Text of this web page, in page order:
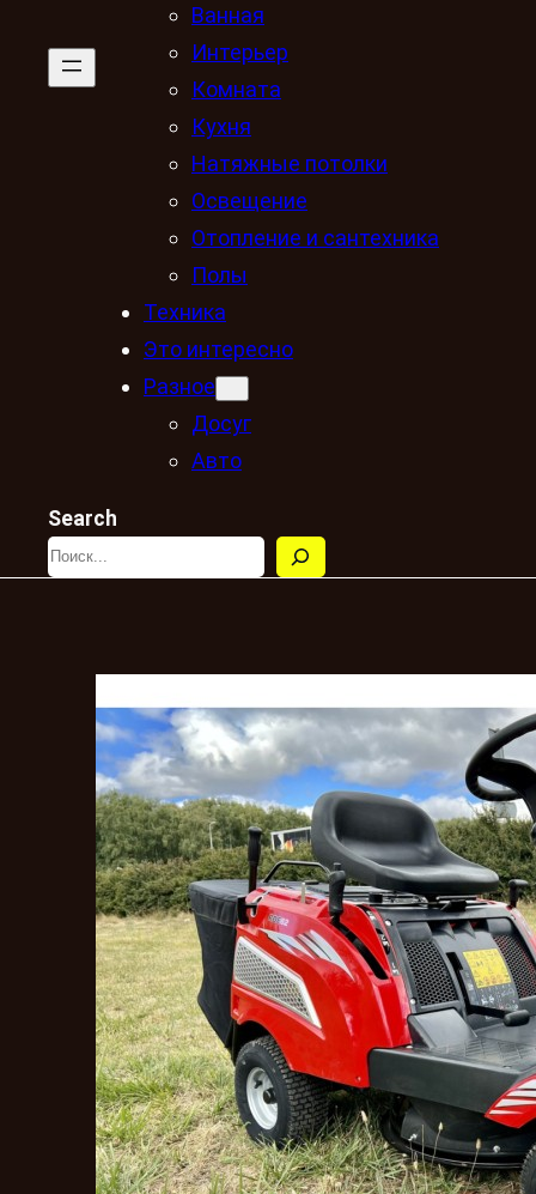
Ванная
Интерьер
Комната
Кухня
Натяжные потолки
Освещение
Отопление и сантехника
Полы
Техника
Это интересно
Разное
Досуг
Авто
Search